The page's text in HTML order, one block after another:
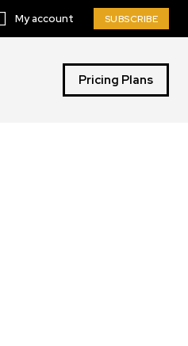
My account SUBSCRIBE
Pricing Plans